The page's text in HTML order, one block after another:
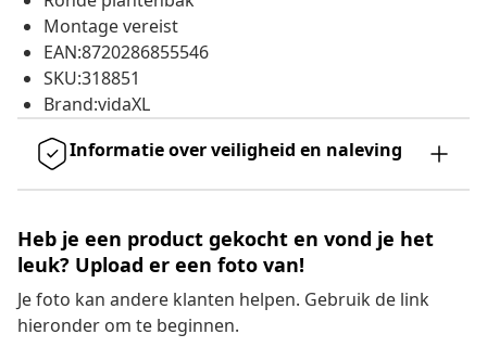
Montage vereist
EAN:8720286855546
SKU:318851
Brand:vidaXL
Informatie over veiligheid en naleving
Heb je een product gekocht en vond je het
leuk? Upload er een foto van!
Je foto kan andere klanten helpen. Gebruik de link
hieronder om te beginnen.